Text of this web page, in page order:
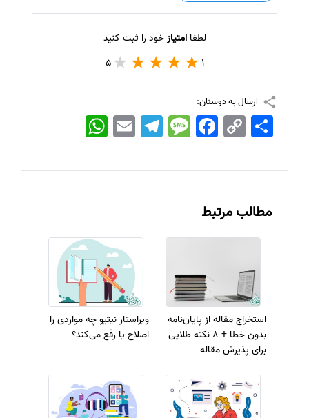
لطفاامتیازخود را ثبت کنید
1
5
ارسال به دوستان:
WhatsApp EmailTelegramMessageFacebook Copy
Link
اشتراک
مطالب مرتبط
استخراج مقاله از پایان‌نامه
بدون خطا + 8 نکته طلایی
برای پذیرش مقاله
ویراستار نیتیو چه مواردی را
اصلاح یا رفع می‌کند؟